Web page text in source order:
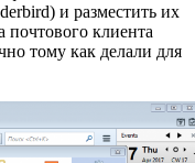
и разместить их
клиента
тому как делали для